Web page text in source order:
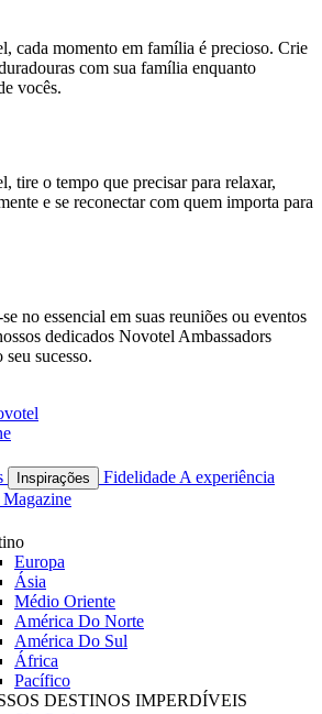
cada momento em família é precioso. Crie
com sua família enquanto
vocês.
tire o tempo que precisar para relaxar,
e se reconectar com quem importa para
no essencial em suas reuniões ou eventos
dedicados Novotel Ambassadors
seu sucesso.
Inspirações Fidelidade A experiência
Europa
Ásia
Médio Oriente
América Do Norte
América Do Sul
África
Pacífico
DESTINOS IMPERDÍVEIS